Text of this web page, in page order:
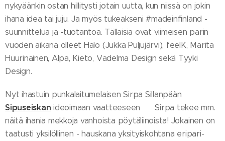
nykyäänkin ostan hillitysti jotain uutta, kun niissä on jokin
ihana idea tai juju. Ja myös tukeakseni #madeinfinland -
suunnittelua ja -tuotantoa. Tällaisia ovat viimeisen parin
vuoden aikana olleet Halo (Jukka Puljujärvi), feelK, Marita
Huurinainen, Alpa, Kieto, Vadelma Design sekä Tyyki
Design.
Nyt ihastuin punkalaitumelaisen Sirpa Sillanpään
Sipuseiskan ideoimaan vaatteeseen 😍 Sirpa tekee mm.
näitä ihania mekkoja vanhoista pöytäliinoista! Jokainen on
taatusti yksilöllinen - hauskana yksityiskohtana eripari-